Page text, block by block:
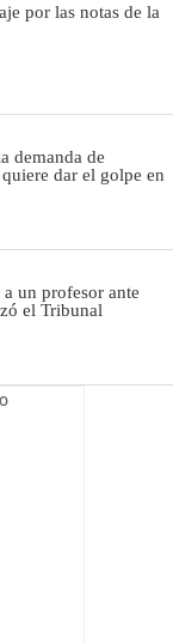
por las notas de la
demanda de
dar el golpe en
un profesor ante
el Tribunal